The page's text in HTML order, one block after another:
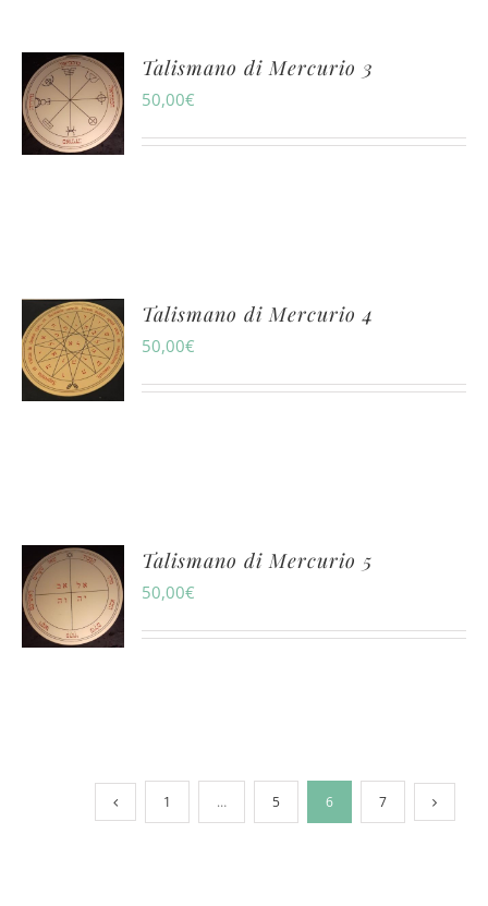
AGGIUNGI
CARRELLO
Talismano di Mercurio 3
50,00€
AGGIUNGI
AL
CARRELLO
Talismano di Mercurio 4
50,00€
AGGIUNGI
Talismano di Mercurio 5
50,00€
1 … 5 6 7